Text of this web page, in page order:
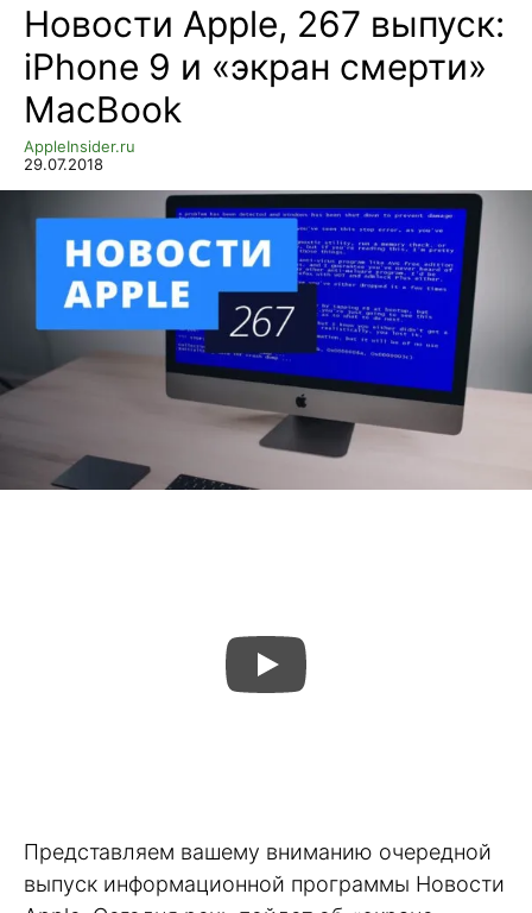
Новости Apple, 267 выпуск:
iPhone 9 и «экран смерти»
MacBook
AppleInsider.ru
29.07.2018
Представляем вашему вниманию очередной
выпуск информационной программы Новости